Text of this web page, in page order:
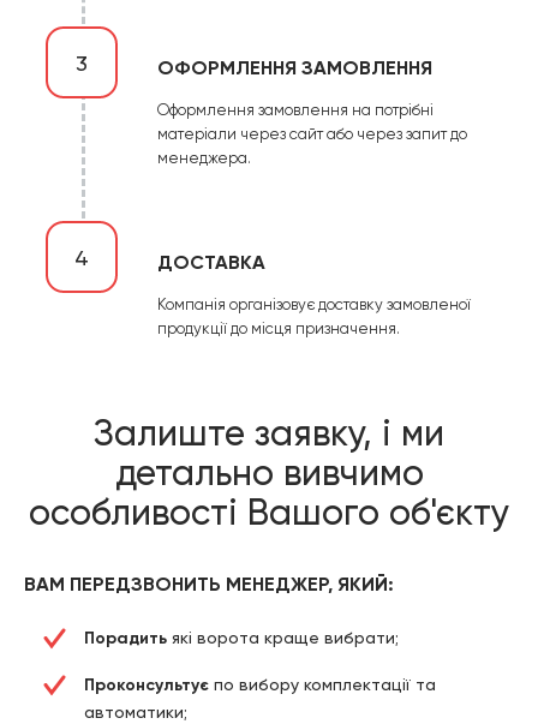
3 ОФОРМЛЕННЯ ЗАМОВЛЕННЯ
Оформлення замовлення на потрібні
матеріали через сайт або через запит до
менеджера.
4 ДОСТАВКА
Компанія організовує доставку замовленої
продукції до місця призначення.
Залиште заявку, і ми
детально вивчимо
особливості Вашого об'єкту
ВАМ ПЕРЕДЗВОНИТЬ МЕНЕДЖЕР, ЯКИЙ:
Порадить які ворота краще вибрати;
Проконсультує по вибору комплектації та
автоматики;